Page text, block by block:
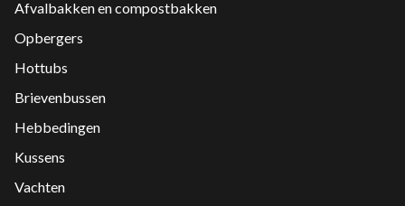
Afvalbakken en compostbakken
Opbergers
Hottubs
Brievenbussen
Hebbedingen
Kussens
Vachten